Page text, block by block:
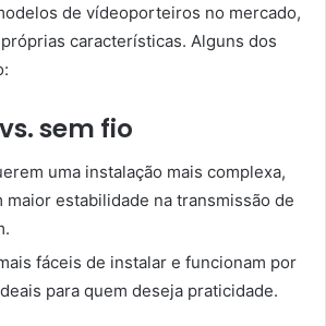
de vídeoporteiros no mercado,
características. Alguns dos
sem fio
uma instalação mais complexa,
maior estabilidade na transmissão de
fáceis de instalar e funcionam por
para quem deseja praticidade.